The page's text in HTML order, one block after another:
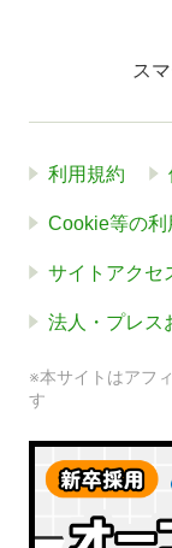
ス
利用規約
Cookie等の利
サイトアクセ
法人・プレス
※本サイトはアフ
す